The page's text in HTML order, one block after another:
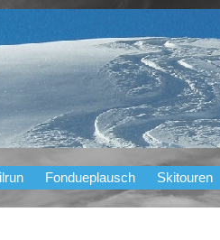
Fondueplausch Skitouren